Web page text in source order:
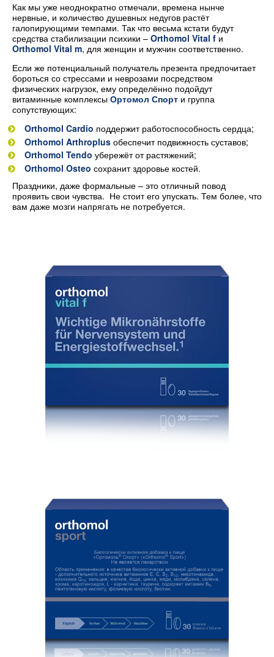
Как мы уже неоднократно отмечали, времена нынче
нервные, и количество душевных недугов растёт
галопирующими темпами. Так что весьма кстати будут
средства стабилизации психики – Orthomol Vital f и
Orthomol Vital m, для женщин и мужчин соответственно.
Если же потенциальный получатель презента предпочитает
бороться со стрессами и неврозами посредством
физических нагрузок, ему определённо подойдут
витаминные комплексы Ортомол Спорт и группа
сопутствующих:
Orthomol Cardio поддержит работоспособность сердца;
Orthomol Arthroplus обеспечит подвижность суставов;
Orthomol Tendo убережёт от растяжений;
Orthomol Osteo сохранит здоровье костей.
Праздники, даже формальные – это отличный повод
проявить свои чувства. Не стоит его упускать. Тем более, что
вам даже мозги напрягать не потребуется.